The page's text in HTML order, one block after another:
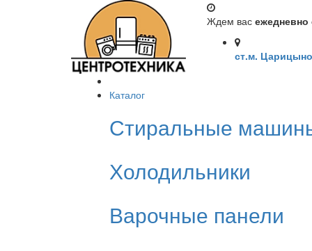
Ждем вас ежедневно
ст.м.
Каталог
Стиральные
Холодильники
Варочные панели